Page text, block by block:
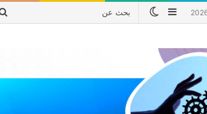
الوضع إضافة
جانبي